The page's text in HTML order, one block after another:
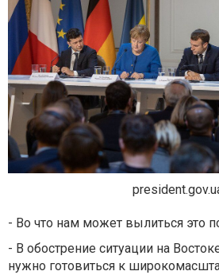
- Во что нам может вылиться это
- В обострение ситуации на
нужно готовиться к